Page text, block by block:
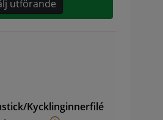
utförande
Kycklinginnerfilé